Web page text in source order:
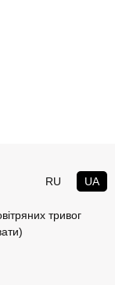
RU UA
тривог